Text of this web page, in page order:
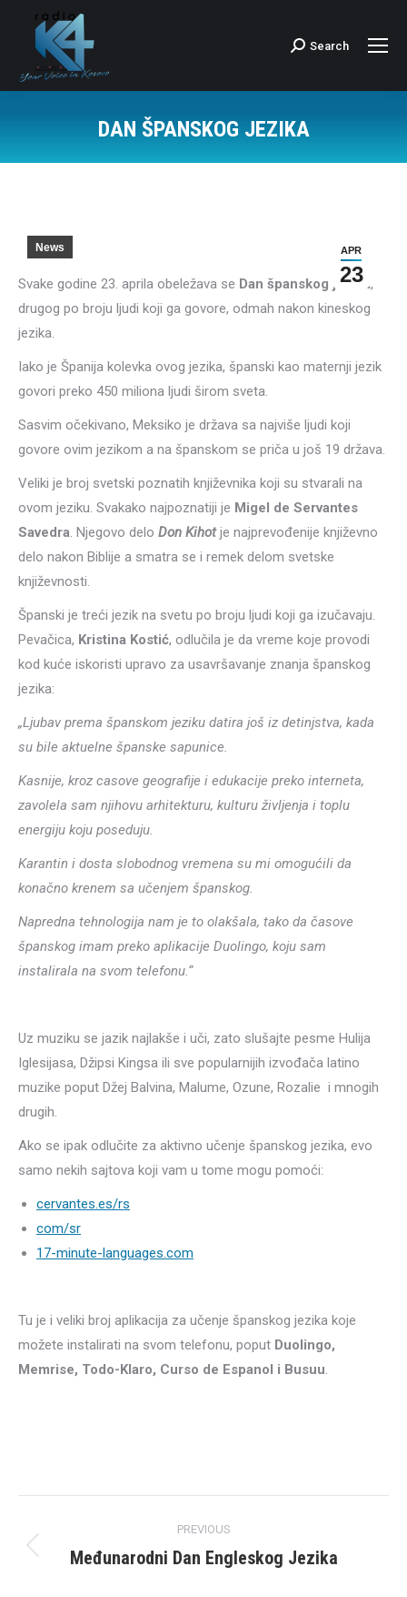
Search:
Search
DAN ŠPANSKOG JEZIKA
APR
23
News
Svake godine 23. aprila obeležava se Dan španskog jezika,
drugog po broju ljudi koji ga govore, odmah nakon kineskog
jezika.
Iako je Španija kolevka ovog jezika, španski kao maternji jezik
govori preko 450 miliona ljudi širom sveta.
Sasvim očekivano, Meksiko je država sa najviše ljudi koji
govore ovim jezikom a na španskom se priča u još 19 država.
Veliki je broj svetski poznatih književnika koji su stvarali na
ovom jeziku. Svakako najpoznatiji je Migel de Servantes
Savedra. Njegovo delo Don Kihotje najprevođenije književno
delo nakon Biblije a smatra se i remek delom svetske
književnosti.
Španski je treći jezik na svetu po broju ljudi koji ga izučavaju.
Pevačica, Kristina Kostić, odlučila je da vreme koje provodi
kod kuće iskoristi upravo za usavršavanje znanja španskog
jezika:
„Ljubav prema španskom jeziku datira još iz detinjstva, kada
su bile aktuelne španske sapunice.
Kasnije, kroz casove geografije i edukacije preko interneta,
zavolela sam njihovu arhitekturu, kulturu življenja i toplu
energiju koju poseduju.
Karantin i dosta slobodnog vremena su mi omogućili da
konačno krenem sa učenjem španskog.
Napredna tehnologija nam je to olakšala, tako da časove
španskog imam preko aplikacije Duolingo, koju sam
instalirala na svom telefonu.“
Uz muziku se jazik najlakše i uči, zato slušajte pesme Hulija
Iglesijasa, Džipsi Kingsa ili sve popularnijih izvođača latino
muzike poput Džej Balvina, Malume, Ozune, Rozalie i mnogih
drugih.
Ako se ipak odlučite za aktivno učenje španskog jezika, evo
samo nekih sajtova koji vam u tome mogu pomoći:
cervantes.es/rs
com/sr
17-minute-languages.com
Tu je i veliki broj aplikacija za učenje španskog jezika koje
možete instalirati na svom telefonu, poput Duolingo,
Memrise, Todo-Klaro, Curso de Espanol i Busuu.
navigation
PREVIOUS
Previous
Međunarodni Dan Engleskog Jezika